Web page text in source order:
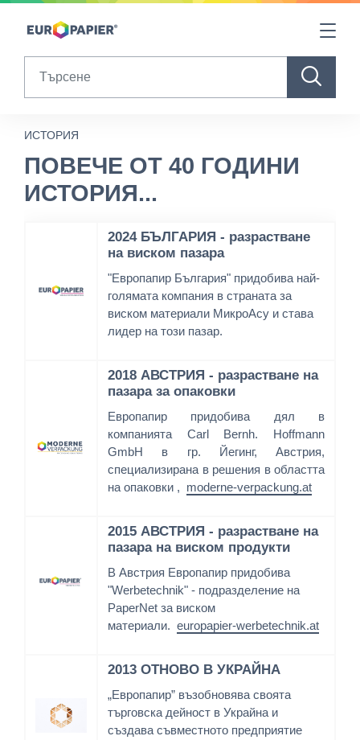
Table Of Content
ПОВЕЧЕ ОТ 40 ГОДИНИ ИСТОРИЯ...
ИСТОРИЯ
ПОВЕЧЕ ОТ 40 ГОДИНИ
ИСТОРИЯ...
2024 БЪЛГАРИЯ - разрастване
на виском пазара
"Европапир България" придобива най-
голямата компания в страната за
виском материали МикроАсу и става
лидер на този пазар.
2018 АВСТРИЯ - разрастване на
пазара за опаковки
Европапир придобива дял в
компанията Carl Bernh. Hoffmann
GmbH в гр. Йегинг, Австрия,
специализирана в решения в областта
на опаковки , moderne-verpackung.at
2015 АВСТРИЯ - разрастване на
пазара на виском продукти
В Австрия Европапир придобива
"Werbetechnik" - подразделение на
PaperNet за виском
материали. europapier-werbetechnik.at
2013 ОТНОВО В УКРАЙНА
„Европапир” възобновява своята
търговска дейност в Украйна и
създава съвместното предприятие